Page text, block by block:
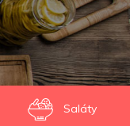
Saláty